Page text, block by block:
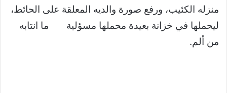
منزله الكئيب، ورفع صورة والديه المعلقة على الحائط،
ليحملها في خزانة بعيدة محملها مسؤلية ما انتابه
من ألم.